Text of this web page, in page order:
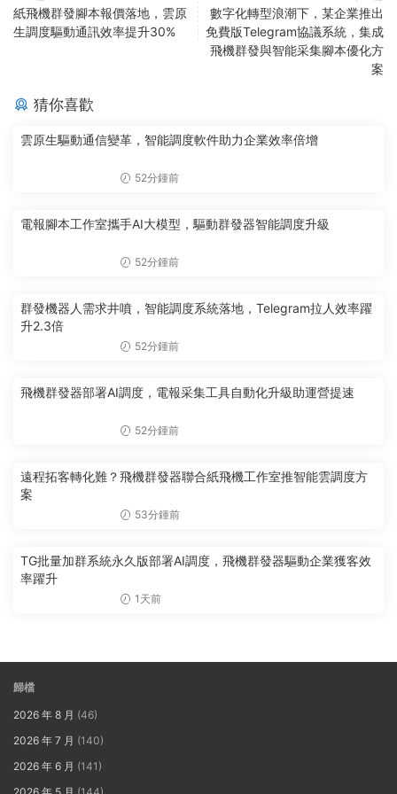
紙飛機群發腳本報價落地，雲原
生調度驅動通訊效率提升30%
數字化轉型浪潮下，某企業推出
免費版Telegram協議系統，集成
飛機群發與智能采集腳本優化方
案
猜你喜歡
雲原生驅動通信變革，智能調度軟件助力企業效率倍增
52分鍾前
電報腳本工作室攜手AI大模型，驅動群發器智能調度升級
52分鍾前
群發機器人需求井噴，智能調度系統落地，Telegram拉人效率躍
升2.3倍
52分鍾前
飛機群發器部署AI調度，電報采集工具自動化升級助運營提速
52分鍾前
遠程拓客轉化難？飛機群發器聯合紙飛機工作室推智能雲調度方
案
53分鍾前
TG批量加群系統永久版部署AI調度，飛機群發器驅動企業獲客效
率躍升
1天前
歸檔
2026 年 8 月 (46)
2026 年 7 月 (140)
2026 年 6 月 (141)